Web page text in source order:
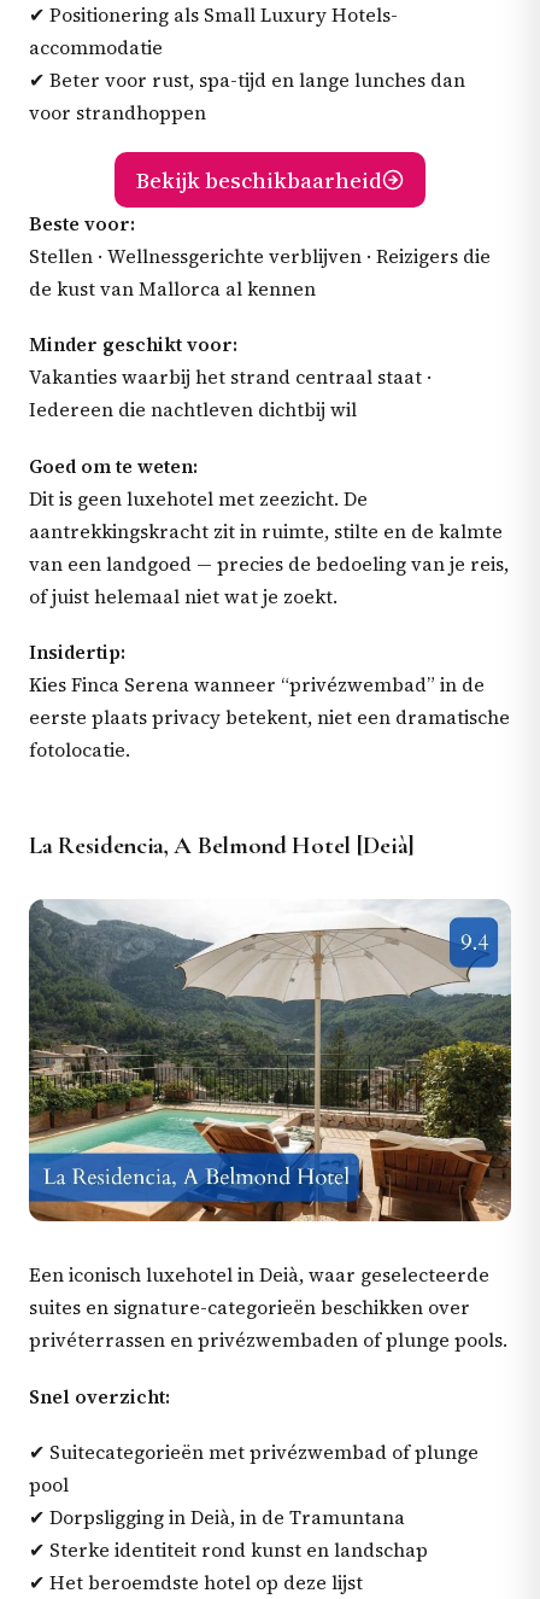
✔ Positionering als Small Luxury Hotels-
accommodatie
✔ Beter voor rust, spa-tijd en lange lunches dan
voor strandhoppen
Bekijk beschikbaarheid
Beste voor:
Stellen · Wellnessgerichte verblijven · Reizigers die
de kust van Mallorca al kennen
Minder geschikt voor:
Vakanties waarbij het strand centraal staat ·
Iedereen die nachtleven dichtbij wil
Goed om te weten:
Dit is geen luxehotel met zeezicht. De
aantrekkingskracht zit in ruimte, stilte en de kalmte
van een landgoed — precies de bedoeling van je reis,
of juist helemaal niet wat je zoekt.
Insidertip:
Kies Finca Serena wanneer “privézwembad” in de
eerste plaats privacy betekent, niet een dramatische
fotolocatie.
La Residencia, A Belmond Hotel [Deià]
Een iconisch luxehotel in Deià, waar geselecteerde
suites en signature-categorieën beschikken over
privéterrassen en privézwembaden of plunge pools.
Snel overzicht:
✔ Suitecategorieën met privézwembad of plunge
pool
✔ Dorpsligging in Deià, in de Tramuntana
✔ Sterke identiteit rond kunst en landschap
✔ Het beroemdste hotel op deze lijst